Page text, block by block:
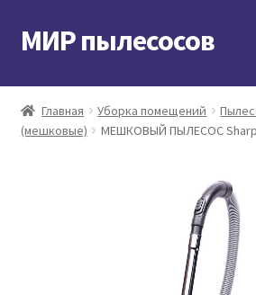
Перейти
к
Перейти
к
МИР пылесосов
Главная
Мой аккаунт
Главная Уборка помещений
(мешковые)
МЕШКОВЫЙ ПЫЛЕСОС Sharp